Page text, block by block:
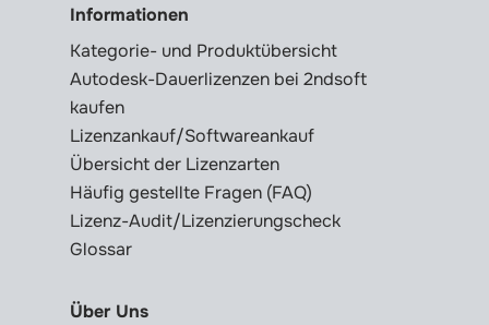
Informationen
Kategorie- und Produktübersicht
Autodesk-Dauerlizenzen bei 2ndsoft
kaufen
Lizenzankauf/Softwareankauf
Übersicht der Lizenzarten
Häufig gestellte Fragen (FAQ)
Lizenz-Audit/Lizenzierungscheck
Glossar
Über Uns